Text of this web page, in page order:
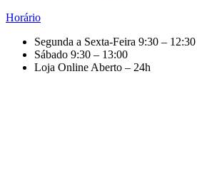
Horário
Segunda a Sexta-Feira 9:30 –
Sábado 9:30 – 13:00
Loja Online Aberto – 24h